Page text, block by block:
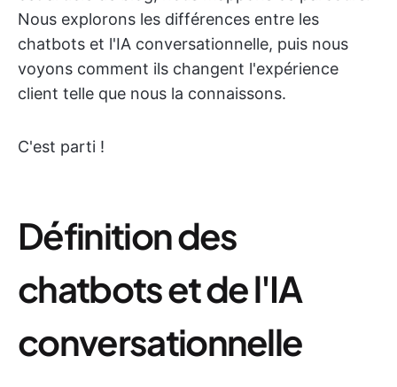
Nous explorons les différences entre les
chatbots et l'IA conversationnelle, puis nous
voyons comment ils changent l'expérience
client telle que nous la connaissons.
C'est parti !
Définition des
chatbots et de l'IA
conversationnelle